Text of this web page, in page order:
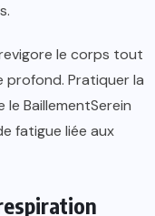
le corps tout
Pratiquer la
BaillementSerein
fatigue liée aux